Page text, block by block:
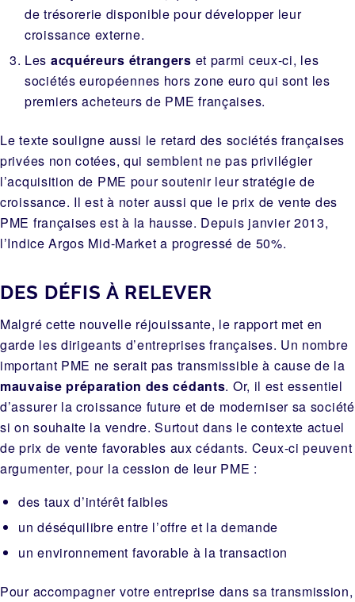
de trésorerie disponible pour développer leur
croissance externe.
Les acquéreurs étrangers et parmi ceux-ci, les
sociétés européennes hors zone euro qui sont les
premiers acheteurs de PME françaises.
Le texte souligne aussi le retard des sociétés françaises
privées non cotées, qui semblent ne pas privilégier
l’acquisition de PME pour soutenir leur stratégie de
croissance. Il est à noter aussi que le prix de vente des
PME françaises est à la hausse. Depuis janvier 2013,
l’Indice Argos Mid-Market a progressé de 50%.
DES DÉFIS À RELEVER
Malgré cette nouvelle réjouissante, le rapport met en
garde les dirigeants d’entreprises françaises. Un nombre
important PME ne serait pas transmissible à cause de la
mauvaise préparation des cédants. Or, il est essentiel
d’assurer la croissance future et de moderniser sa société
si on souhaite la vendre. Surtout dans le contexte actuel
de prix de vente favorables aux cédants. Ceux-ci peuvent
argumenter, pour la cession de leur PME :
des taux d’intérêt faibles
un déséquilibre entre l’offre et la demande
un environnement favorable à la transaction
Pour accompagner votre entreprise dans sa transmission,